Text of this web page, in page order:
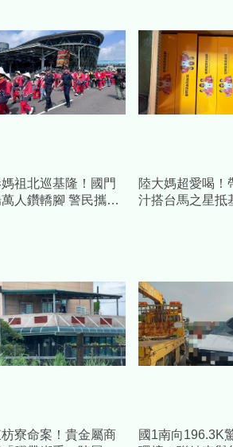
祖北巡基隆！國門
萬人鑽轎腳 警民攜手
陸大媽超愛喝！
汁搭台馬之星
枋寮命案！貴金屬商
國1南向196.3K